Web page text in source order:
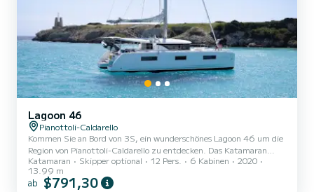
Lagoon 46
Pianottoli-Caldarello
Kommen Sie an Bord von 3S, ein wunderschönes Lagoon 46 um die
Region von Pianottoli-Caldarello zu entdecken. Das Katamaran
wurde 2020 gebaut und verspricht hohen Komfort auf See. Das
Boot hat 6 Kabinen mit allem Komfort und eine Kapazität von 12
Personen. Mit einer Gesamtlänge von 14 Metern wird es Ihr
Katamaran Skipper optional 12 Pers. 6 Kabinen
2020
13.99 m
ab $791,30